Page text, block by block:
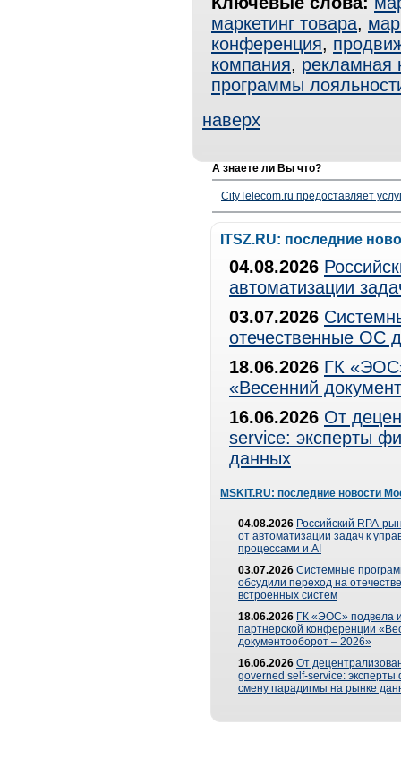
маркетинг товара,
конференция,
компания, рекламная
программы
наверх
А знаете ли Вы что?
CityTelecom.ru предоставляет
ITSZ.RU: последние
04.08.2026
автоматизации
03.07.2026
отечественные ОС
18.06.2026 ГК
«Весенний
16.06.2026 От
service: эксперты
данных
MSKIT.RU: последние новости
04.08.2026 Российский RPA-
от автоматизации задач к
процессами и AI
03.07.2026 Системные
обсудили переход на
встроенных систем
18.06.2026 ГК «ЭОС» подвела
партнерской конференции
документооборот – 2026»
16.06.2026 От
governed self-service: эксперты
смену парадигмы на рынке